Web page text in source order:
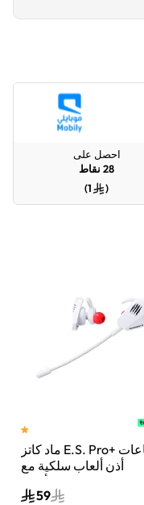
احصل على
28 نقاط
(
1
)
ماد كاتز E.S. Pro+ سماعات
أذن ألعاب سلكية مع
ميكروفون مزدوج – أبيض
59